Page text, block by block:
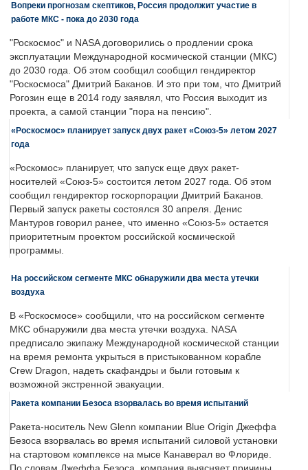
Вопреки прогнозам скептиков, Россия продолжит участие в
работе МКС - пока до 2030 года
"Роскосмос" и NASA договорились о продлении срока
эксплуатации Международной космической станции (МКС)
до 2030 года. Об этом сообщил сообщил гендиректор
"Роскосмоса" Дмитрий Баканов. И это при том, что Дмитрий
Рогозин еще в 2014 году заявлял, что Россия выходит из
проекта, а самой станции "пора на пенсию".
«Роскосмос» планирует запуск двух ракет «Союз-5» летом 2027
года
«Роскомос» планирует, что запуск еще двух ракет-
носителей «Союз-5» состоится летом 2027 года. Об этом
сообщил гендиректор госкорпорации Дмитрий Баканов.
Первый запуск ракеты состоялся 30 апреля. Денис
Мантуров говорил ранее, что именно «Союз-5» остается
приоритетным проектом российской космической
программы.
На российском сегменте МКС обнаружили два места утечки
воздуха
В «Роскосмосе» сообщили, что на российском сегменте
МКС обнаружили два места утечки воздуха. NASA
предписало экипажу Международной космической станции
на время ремонта укрыться в пристыкованном корабле
Crew Dragon, надеть скафандры и были готовым к
возможной экстренной эвакуации.
Ракета компании Безоса взорвалась во время испытаний
Ракета-носитель New Glenn компании Blue Origin Джеффа
Безоса взорвалась во время испытаний силовой установки
на стартовом комплексе на мысе Канаверал во Флориде.